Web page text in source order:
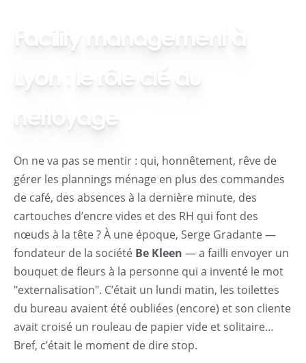
Facility management à
Lyon : le rôle clé du
nettoyage
On ne va pas se mentir : qui, honnêtement, rêve de
gérer les plannings ménage en plus des commandes
de café, des absences à la dernière minute, des
cartouches d’encre vides et des RH qui font des
nœuds à la tête ? À une époque, Serge Gradante —
fondateur de la société Be Kleen — a failli envoyer un
bouquet de fleurs à la personne qui a inventé le mot
"externalisation". C’était un lundi matin, les toilettes
du bureau avaient été oubliées (encore) et son cliente
avait croisé un rouleau de papier vide et solitaire…
Bref, c’était le moment de dire stop.